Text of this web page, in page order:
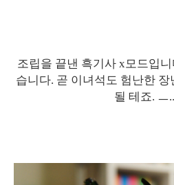
조립을 끝낸 흑기사 x모드입
습니다. 곧 이녀석도 험난한 장
될 테죠. ㅡ